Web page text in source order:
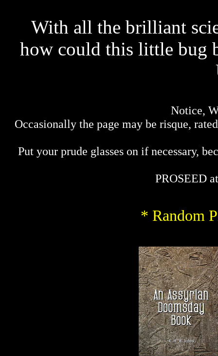
With all the brilliant
how could this little bug
Notice,
Occasionally the page may be risque,
Put your prude glasses on if necessary,
PROSEED
* Random